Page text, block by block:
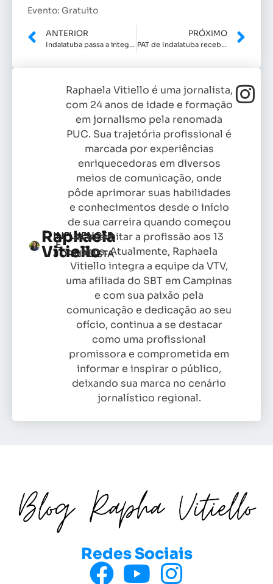
Evento: Gratuito
ANTERIOR
Indaiatuba passa a integrar o Mapa Nacional de Experiências Inspiradoras em Educação
PRÓXIMO
PAT de Indaiatuba recebe dia 25 de junho o Polo de Empregabilidade Inclusiva
Raphaela
Vitiello
INFLUENCER
E
JORNALISTA
Raphaela Vitiello é uma jornalista,
com 24 anos de idade e formação
em jornalismo pela renomada
PUC. Sua trajetória profissional é
marcada por experiências
enriquecedoras em diversos
meios de comunicação, onde
pôde aprimorar suas habilidades
e conhecimentos desde o início
de sua carreira quando começou
as exercitar a profissão aos 13
anos. Atualmente, Raphaela
Vitiello integra a equipe da VTV,
uma afiliada do SBT em Campinas
e com sua paixão pela
comunicação e dedicação ao seu
ofício, continua a se destacar
como uma profissional
promissora e comprometida em
informar e inspirar o público,
deixando sua marca no cenário
jornalístico regional.
Redes Sociais